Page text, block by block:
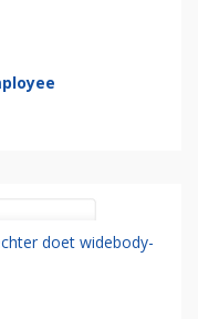
doet widebody-